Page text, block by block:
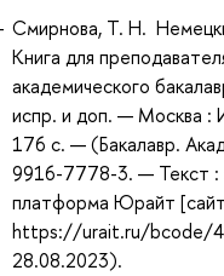
Смирнова, Т. Н.
Книга для
академического
испр. и доп. — Москва :
176 с. — (Бакалавр.
9916-7778-3. — Текст :
платформа Юрайт
https://urait.ru/bcode/
28.08.2023).